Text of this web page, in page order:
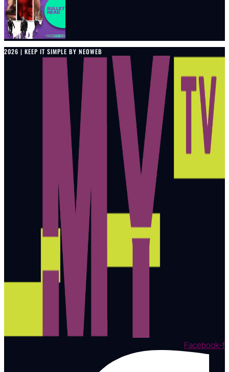
2026 | KEEP IT SIMPLE BY NEOWEB
Facebook-f